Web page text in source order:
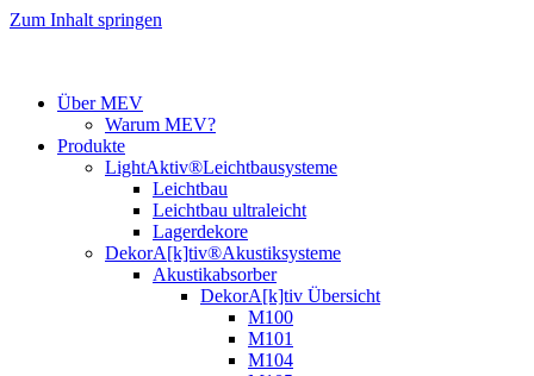
Zum Inhalt springen
Über MEV
Warum MEV?
Produkte
LightAktiv®Leichtbausysteme
Leichtbau
Leichtbau ultraleicht
Lagerdekore
DekorA[k]tiv®Akustiksysteme
Akustikabsorber
DekorA[k]tiv Übersicht
M100
M101
M104